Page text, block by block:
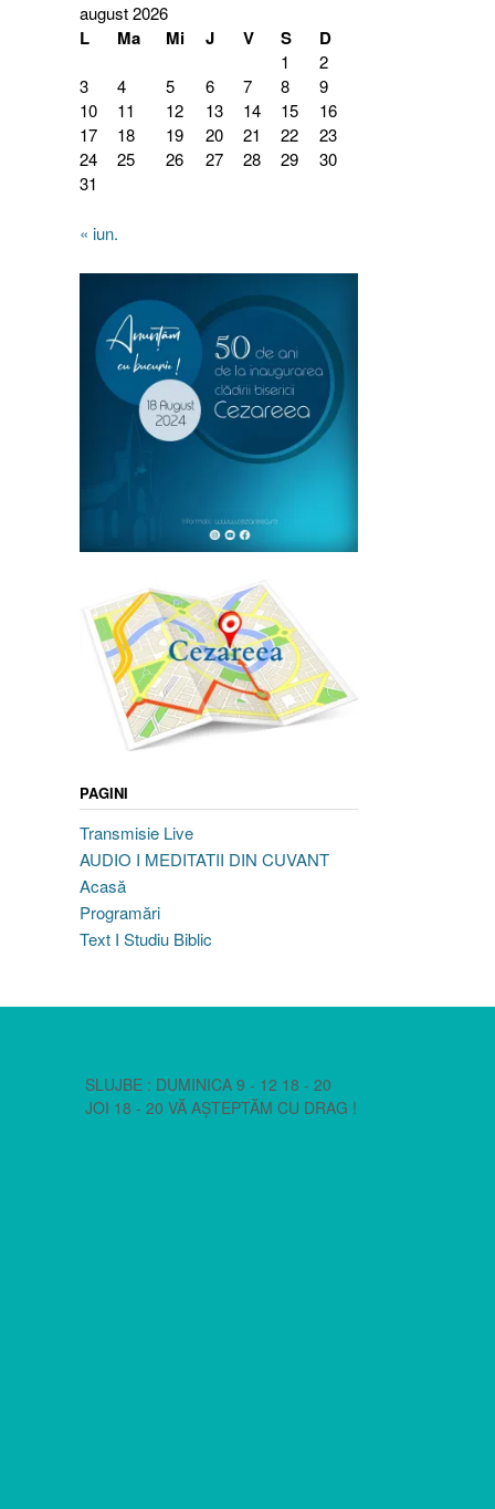
august 2026
L Ma Mi J V S D
1
2
3
4 5 6 7 8
9
10
11 12 13 14 15
16
17
18 19 20 21 22
23
24
25 26 27 28 29
30
31
« iun.
PAGINI
Transmisie Live
AUDIO I MEDITATII DIN CUVANT
Acasă
Programări
Text I Studiu Biblic
SLUJBE : DUMINICA 9 - 12 18 - 20
JOI 18 - 20 VĂ AȘTEPTĂM CU DRAG !